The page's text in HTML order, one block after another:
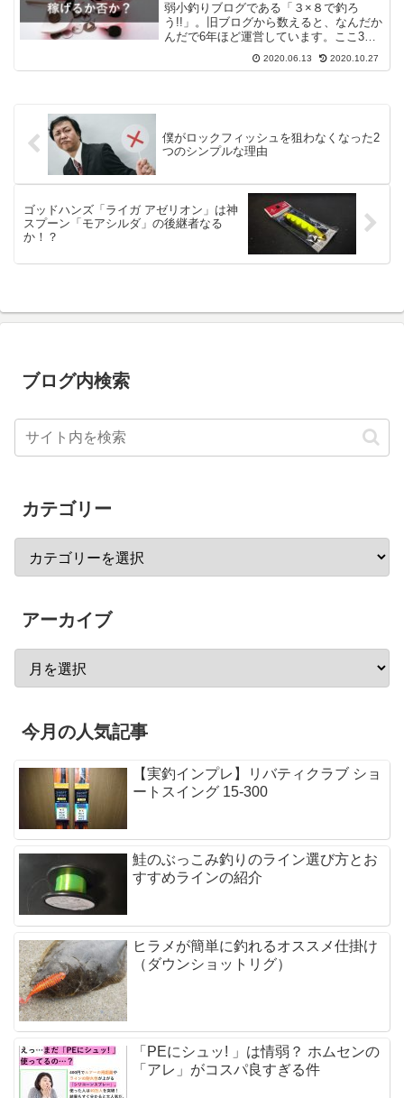
弱小釣りブログである「３×８で釣ろ
う!!」。旧ブログから数えると、なんだか
んだで6年ほど運営しています。ここ3、4
年ほどは独自ドメインを取得、サーバを
借りて運用していますが、そのドメイ
2020.06.13 2020.10.27
僕がロックフィッシュを狙わなくなった2
つのシンプルな理由
ゴッドハンズ「ライガ アゼリオン」は神
スプーン「モアシルダ」の後継者なる
か！？
ブログ内検索
カテゴリー
アーカイブ
今月の人気記事
【実釣インプレ】リバティクラブ ショ
ートスイング 15-300
鮭のぶっこみ釣りのライン選び方とお
すすめラインの紹介
ヒラメが簡単に釣れるオススメ仕掛け
（ダウンショットリグ）
「PEにシュッ! 」は情弱？ ホムセンの
「アレ」がコスパ良すぎる件